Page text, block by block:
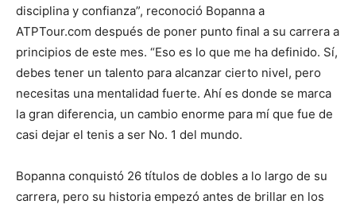
disciplina y confianza”, reconoció Bopanna a
ATPTour.com después de poner punto final a su carrera a
principios de este mes. “Eso es lo que me ha definido. Sí,
debes tener un talento para alcanzar cierto nivel, pero
necesitas una mentalidad fuerte. Ahí es donde se marca
la gran diferencia, un cambio enorme para mí que fue de
casi dejar el tenis a ser No. 1 del mundo.
Bopanna conquistó 26 títulos de dobles a lo largo de su
carrera, pero su historia empezó antes de brillar en los